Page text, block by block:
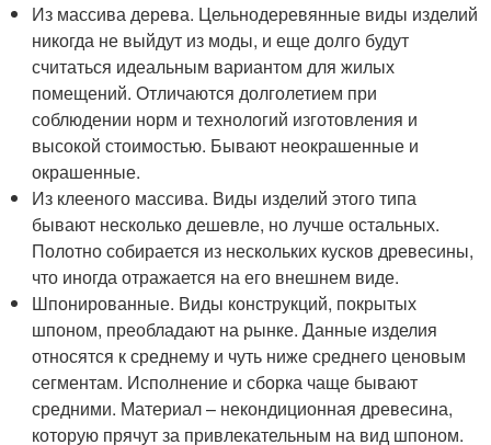
Из массива дерева. Цельнодеревянные виды изделий
никогда не выйдут из моды, и еще долго будут
считаться идеальным вариантом для жилых
помещений. Отличаются долголетием при
соблюдении норм и технологий изготовления и
высокой стоимостью. Бывают неокрашенные и
окрашенные.
Из клееного массива. Виды изделий этого типа
бывают несколько дешевле, но лучше остальных.
Полотно собирается из нескольких кусков древесины,
что иногда отражается на его внешнем виде.
Шпонированные. Виды конструкций, покрытых
шпоном, преобладают на рынке. Данные изделия
относятся к среднему и чуть ниже среднего ценовым
сегментам. Исполнение и сборка чаще бывают
средними. Материал – некондиционная древесина,
которую прячут за привлекательным на вид шпоном.